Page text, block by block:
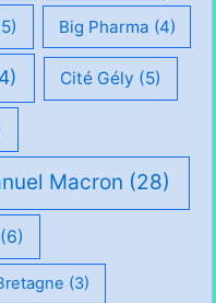
Big Pharma (4)
Cité Gély (5)
Macron (28)
(6)
(3)